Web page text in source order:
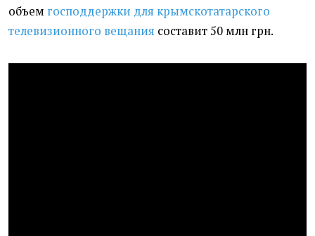
объем господдержки для крымскотатарского
телевизионного вещания составит 50 млн грн.